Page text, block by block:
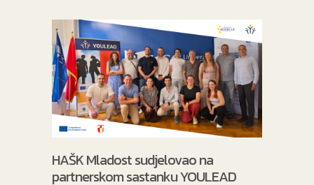
HAŠK Mladost sudjelovao na
partnerskom sastanku YOULEAD